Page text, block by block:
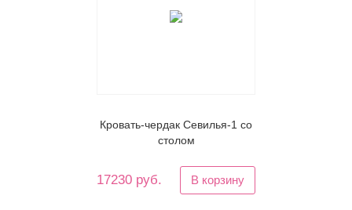
Кровать-чердак Севилья-1 со
столом
17230 руб. В корзину